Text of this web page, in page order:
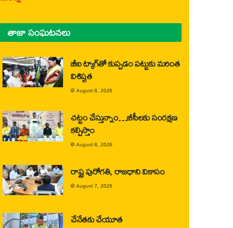
తాజా సంఘటనలు
జీఐ ట్యాగ్‌తో కుప్పడం పట్టుకు మరింత
విశిష్టత
@August 8, 2026
చట్టం చేస్తున్నాం…బీసీలకు సంరక్షణ
కల్పిస్తాం
@August 8, 2026
రాష్ట్ర పురోగతి, రాజధాని వికాసం
@August 7, 2026
చేనేతకు చేయూత